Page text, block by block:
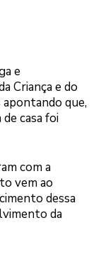
e
Criança e do
que,
casa foi
com a
vem ao
dessa
da